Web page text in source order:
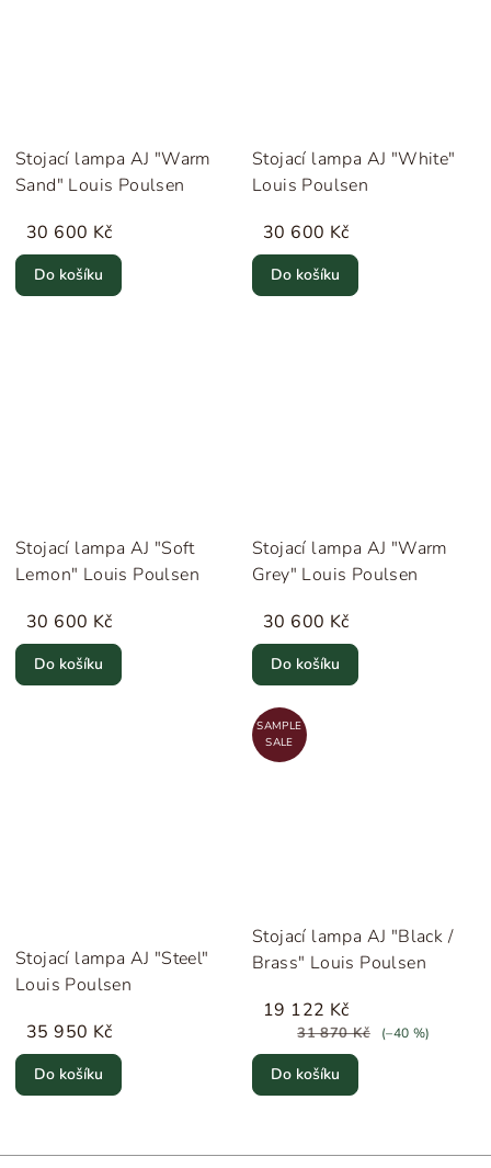
Stojací lampa AJ "Warm
Sand" Louis Poulsen
30 600 Kč
Do košíku
Stojací lampa AJ "White"
Louis Poulsen
30 600 Kč
Do košíku
Stojací lampa AJ "Soft
Lemon" Louis Poulsen
30 600 Kč
Do košíku
Stojací lampa AJ "Warm
Grey" Louis Poulsen
30 600 Kč
Do košíku
Stojací lampa AJ "Steel"
Louis Poulsen
35 950 Kč
Do košíku
SAMPLE
SALE
Stojací lampa AJ "Black /
Brass" Louis Poulsen
19 122 Kč
31 870 Kč (–40 %)
Do košíku